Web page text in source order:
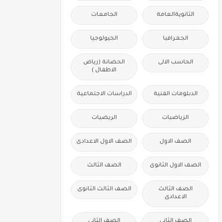
الثانويةالعامة الجامعات
الجغرافيا الجيولوجيا
الحاسب الالى
الحضانة (رياض
الاطفال )
الدبلومات الفنية الدراسات الاجتماعية
الرياضيات الريضيات
الصف الاول الصف الاول الاعدادى
الصف الاول الثانوى الصف الثالث
الصف الثالث
الاعدادى
الصف الثالث الثانوى